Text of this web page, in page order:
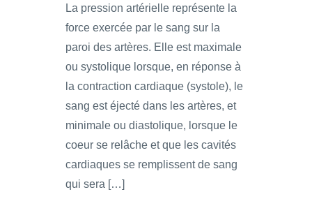
La pression artérielle représente la
force exercée par le sang sur la
paroi des artères. Elle est maximale
ou systolique lorsque, en réponse à
la contraction cardiaque (systole), le
sang est éjecté dans les artères, et
minimale ou diastolique, lorsque le
coeur se relâche et que les cavités
cardiaques se remplissent de sang
qui sera […]